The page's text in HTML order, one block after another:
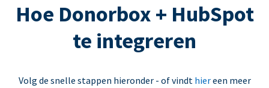
Hoe Donorbox + HubSpot
te integreren
Volg de snelle stappen hieronder - of vindt hiereen meer